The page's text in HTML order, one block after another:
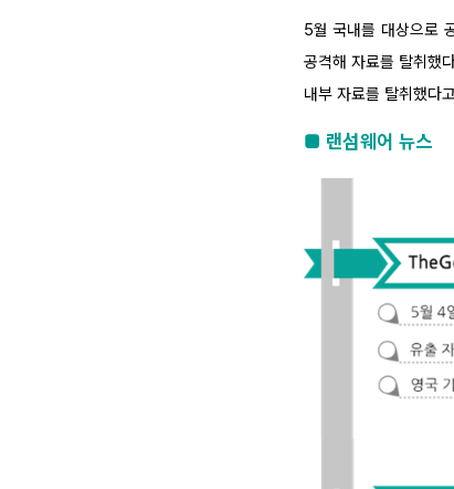
5월 국내를 대상으로
공격해 자료를 탈취했
내부 자료를 탈취했다
■ 랜섬웨어 뉴스